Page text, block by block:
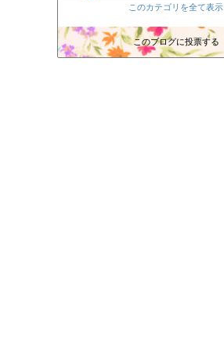
Martyslandの気まぐれ日記
168位 JUJU TOWN
169位 ｻﾃﾞｨｽﾄのﾋﾄﾞｲ唄
このカテゴリを全て表示
このブログに投票する